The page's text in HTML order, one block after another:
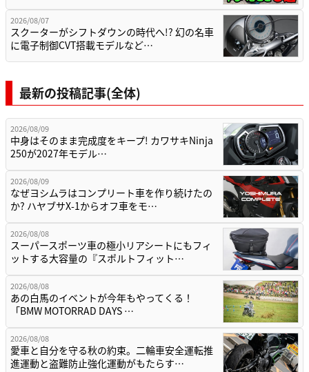
2026/08/07
スクーターがシフトダウンの時代へ!? 幻の名車
に電子制御CVT搭載モデルなど…
最新の投稿記事(全体)
2026/08/09
中身はそのまま完成度をキープ! カワサキNinja
250が2027年モデル…
2026/08/09
なぜヨシムラはコンプリート車を作り続けたの
か? ハヤブサX-1からオフ車をモ…
2026/08/08
スーパースポーツ車の極小リアシートにもフィ
ットする大容量の『スポルトフィット…
2026/08/08
あの白馬のイベントが今年もやってくる！
「BMW MOTORRAD DAYS …
2026/08/08
愛車と自分を守る秋の約束。二輪車安全運転推
進運動と盗難防止強化運動がもたらす…